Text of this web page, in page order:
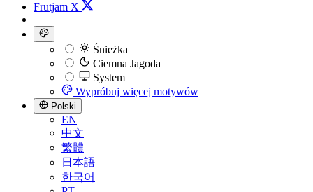
Frutjam X
Śnieżka
Ciemna Jagoda
System
Wypróbuj więcej motywów
Polski
EN
中文
繁體
日本語
한국어